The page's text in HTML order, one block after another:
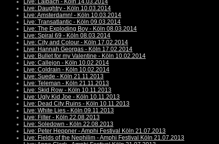
Live: Laibach - Köln 14.03.2014
Live: Daughtry - Köln 10.03.2014
Live: Amsterdamn! - Köln 10.03.2014
Live: Transatlantic - Köln 09.03.2014
Live: The Exploding Boy - Köln 08.03.2014
Live: Spiral 69 - Köln 08.03.2014
Live: City and Colour - Köln 17.02.2014
Live: Hannah Georgas - Köln 17.02.2014
Live: Bullet for my Valentine - Köln 10.02.2014
Live: Callejon - Köln 10.02.2014
Live: Coldrain - Köln 10.02.2014
Live: Suede - Köln 21.11.2013
Live: Teleman - Köln 21.11.2013
Live: Skid Row - Köln 10.11.2013
Live: Ugly Kid Joe - Köln 10.11.2013
Live: Dead City Ruins - Köln 10.11.2013
Live: White Lies - Köln 09.11.2013
Live: Filter - Köln 22.08.2013
Live: Soledown - Köln 22.08.2013
Live: Peter Heppner - Amphi Festival Köln 21.07.2013
Live: Fields of the Nephilim - Amphi Festival Köln 21.07.2013